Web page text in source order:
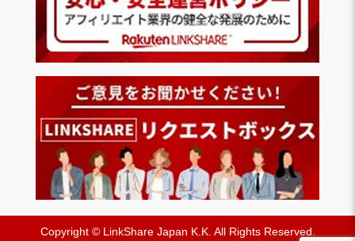
Copyright © LinkShare Japan K.K. All Rights Reserved.